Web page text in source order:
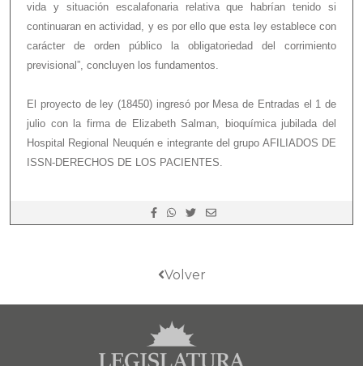
vida y situación escalafonaria relativa que habrían tenido si
continuaran en actividad, y es por ello que esta ley establece con
carácter de orden público la obligatoriedad del corrimiento
previsional”, concluyen los fundamentos.
El proyecto de ley (18450) ingresó por Mesa de Entradas el 1 de
julio con la firma de Elizabeth Salman, bioquímica jubilada del
Hospital Regional Neuquén e integrante del grupo AFILIADOS DE
ISSN-DERECHOS DE LOS PACIENTES.
Volver